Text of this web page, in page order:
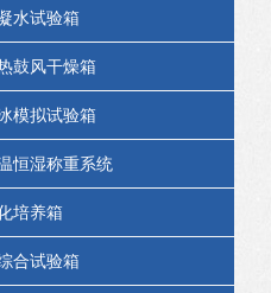
水试验箱
鼓风干燥箱
模拟试验箱
恒湿称重系统
培养箱
合试验箱